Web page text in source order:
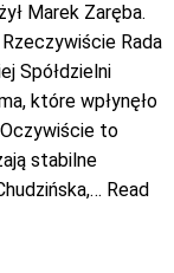
Marek Zaręba.
Rada
Spółdzielni
które wpłynęło
to
stabilne
… Read